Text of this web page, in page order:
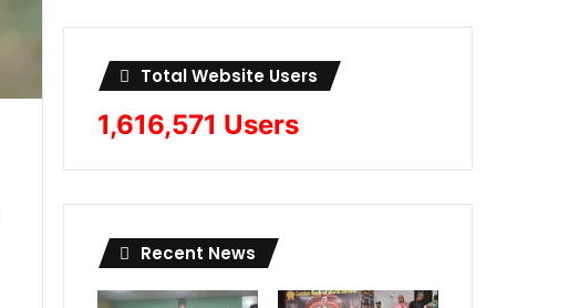
Total Website Users
1,616,571 Users
Recent News